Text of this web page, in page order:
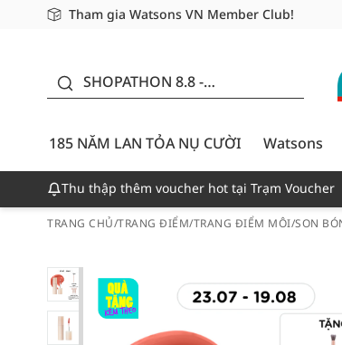
Tham gia Watsons VN Member Club!
Miễn phí giao hàng cho đơn hàng từ
Giao hàng nhanh 24h - Áp dụng khu vực TP.
SHOPATHON 8.8 -
CƯỜI - GIẢM ĐẾN
50%
185 NĂM LAN TỎA NỤ CƯỜI
Watsons
Thu thập thêm voucher hot tại Trạm Voucher
TRANG CHỦ/TRANG ĐIỂM/TRANG ĐIỂM MÔI/SON